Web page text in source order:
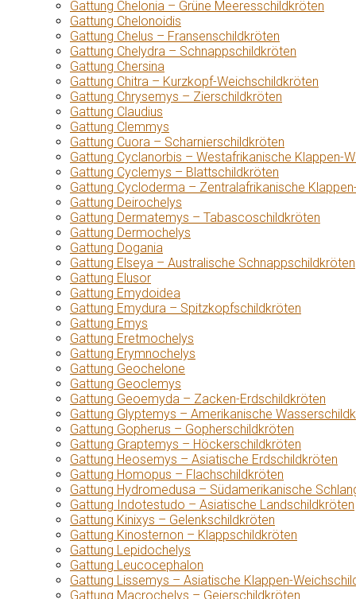
Gattung Chelonia – Grüne Meeresschildkröten
Gattung Chelonoidis
Gattung Chelus – Fransenschildkröten
Gattung Chelydra – Schnappschildkröten
Gattung Chersina
Gattung Chitra – Kurzkopf-Weichschildkröten
Gattung Chrysemys – Zierschildkröten
Gattung Claudius
Gattung Clemmys
Gattung Cuora – Scharnierschildkröten
Gattung Cyclanorbis – Westafrikanische Klappen-
Gattung Cyclemys – Blattschildkröten
Gattung Cycloderma – Zentralafrikanische
Gattung Deirochelys
Gattung Dermatemys – Tabascoschildkröten
Gattung Dermochelys
Gattung Dogania
Gattung Elseya – Australische Schnappschildkröten
Gattung Elusor
Gattung Emydoidea
Gattung Emydura – Spitzkopfschildkröten
Gattung Emys
Gattung Eretmochelys
Gattung Erymnochelys
Gattung Geochelone
Gattung Geoclemys
Gattung Geoemyda – Zacken-Erdschildkröten
Gattung Glyptemys – Amerikanische
Gattung Gopherus – Gopherschildkröten
Gattung Graptemys – Höckerschildkröten
Gattung Heosemys – Asiatische Erdschildkröten
Gattung Homopus – Flachschildkröten
Gattung Hydromedusa – Südamerikanische
Gattung Indotestudo – Asiatische Landschildkröten
Gattung Kinixys – Gelenkschildkröten
Gattung Kinosternon – Klappschildkröten
Gattung Lepidochelys
Gattung Leucocephalon
Gattung Lissemys – Asiatische Klappen-
Gattung Macrochelys – Geierschildkröten